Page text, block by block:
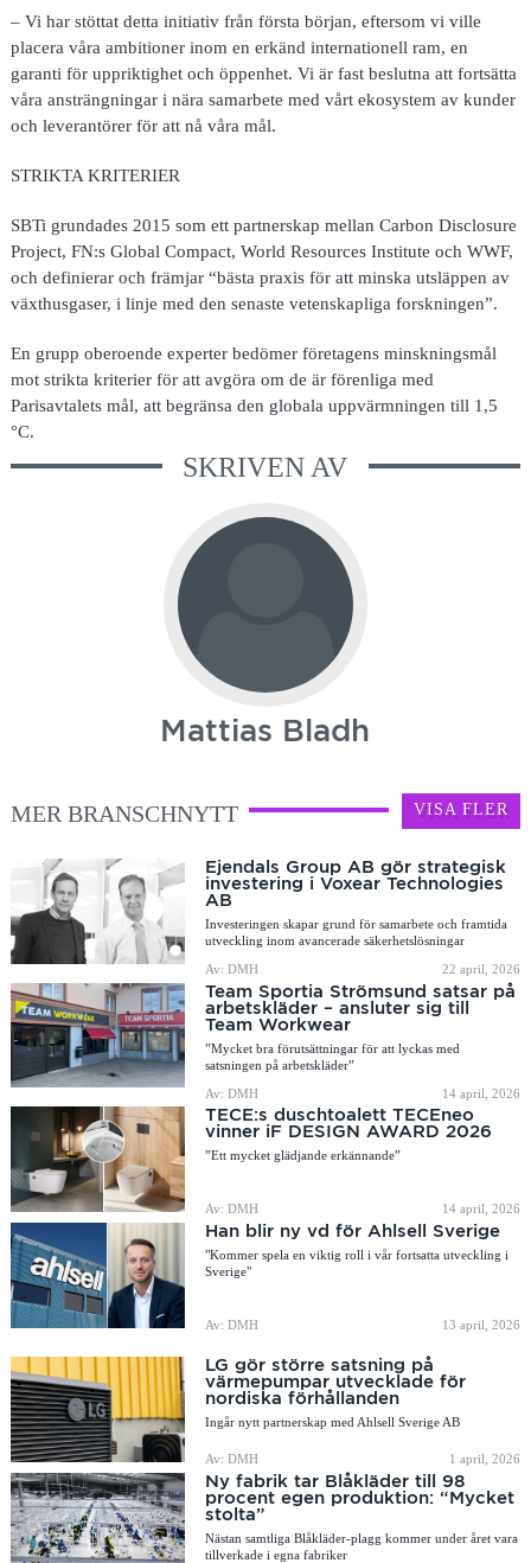
– Vi har stöttat detta initiativ från första början, eftersom vi ville
placera våra ambitioner inom en erkänd internationell ram, en
garanti för uppriktighet och öppenhet. Vi är fast beslutna att fortsätta
våra ansträngningar i nära samarbete med vårt ekosystem av kunder
och leverantörer för att nå våra mål.
STRIKTA KRITERIER
SBTi grundades 2015 som ett partnerskap mellan Carbon Disclosure
Project, FN:s Global Compact, World Resources Institute och WWF,
och definierar och främjar “bästa praxis för att minska utsläppen av
växthusgaser, i linje med den senaste vetenskapliga forskningen”.
En grupp oberoende experter bedömer företagens minskningsmål
mot strikta kriterier för att avgöra om de är förenliga med
Parisavtalets mål, att begränsa den globala uppvärmningen till 1,5
°C.
SKRIVEN AV
Mattias Bladh
MER BRANSCHNYTT VISA FLER
Ejendals Group AB gör strategisk
investering i Voxear Technologies
AB
Investeringen skapar grund för samarbete och framtida
utveckling inom avancerade säkerhetslösningar
Av: DMH
22 april, 2026
Team Sportia Strömsund satsar på
arbetskläder – ansluter sig till
Team Workwear
”Mycket bra förutsättningar för att lyckas med
satsningen på arbetskläder”
Av: DMH
14 april, 2026
TECE:s duschtoalett TECEneo
vinner iF DESIGN AWARD 2026
”Ett mycket glädjande erkännande”
Av: DMH 14 april, 2026
Han blir ny vd för Ahlsell Sverige
"Kommer spela en viktig roll i vår fortsatta utveckling i
Sverige"
Av: DMH 13 april, 2026
LG gör större satsning på
värmepumpar utvecklade för
nordiska förhållanden
Ingår nytt partnerskap med Ahlsell Sverige AB
Av: DMH 1 april, 2026
Ny fabrik tar Blåkläder till 98
procent egen produktion: “Mycket
stolta”
Nästan samtliga Blåkläder-plagg kommer under året vara
tillverkade i egna fabriker